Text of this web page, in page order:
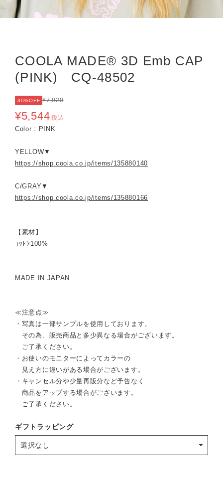
COOLA MADE® 3D Emb CAP
(PINK) CQ-48502
30%OFF ¥7,920
¥5,544 税込
Color : PINK
YELLOW▼
https://shop.coola.co.jp/items/135880140
C/GRAY▼
https://shop.coola.co.jp/items/135880166
【素材】
ｺｯﾄﾝ100%
MADE IN JAPAN
≪注意点≫
・写真は一部サンプルを使用しております。
その為、販売商品と多少異なる場合がございます。
ご了承ください。
・お使いのモニターによってカラーの
見え方に違いがある場合がございます。
・キャンセル分や少量再販分など予告なく
商品をアップする場合がございます。
ご了承ください。
ギフトラッピング